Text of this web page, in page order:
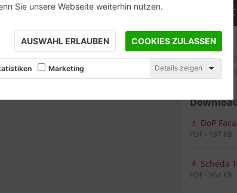
Sie unsere Webseite weiterhin nutzen.
AUSWAHL ERLAUBEN COOKIES ZULASSEN
Marketing Details zeigen
Generale
+39 0542
DoP
PDF - 187 KB
Scheda
PDF - 964 KB